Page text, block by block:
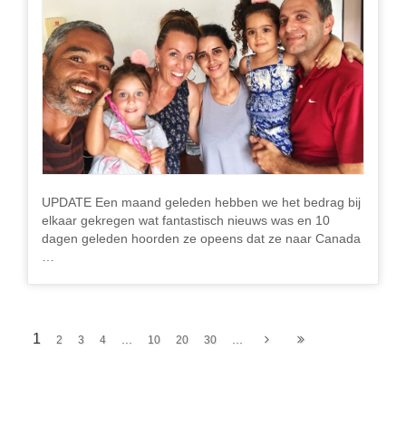
UPDATE Een maand geleden hebben we het bedrag bij
elkaar gekregen wat fantastisch nieuws was en 10
dagen geleden hoorden ze opeens dat ze naar Canada
1 2 3 4 10 20 30